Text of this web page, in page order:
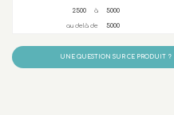
2500 à 5000
au delà de 5000
UNE QUESTION SUR CE PRODUIT ?